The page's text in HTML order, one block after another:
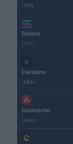
(XRP)
Solana
(SOL)
Cardano
(ADA)
Avalanche
(AVAX)